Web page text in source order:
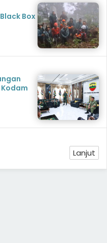
Box
Lanjut